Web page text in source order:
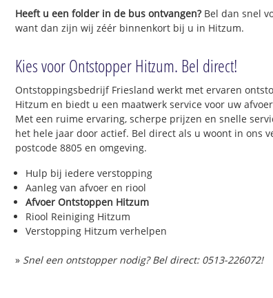
Heeft u een folder in de bus ontvangen?Bel dan snel
want dan zijn wij zéér binnenkort bij u in Hitzum.
Kies voor Ontstopper Hitzum. Bel direct!
Ontstoppingsbedrijf Friesland werkt met ervaren
Hitzum en biedt u een maatwerk service voor uw
Met een ruime ervaring, scherpe prijzen en snelle
het hele jaar door actief. Bel direct als u woont in ons
postcode 8805 en omgeving.
Hulp bij iedere verstopping
Aanleg van afvoer en riool
Afvoer Ontstoppen Hitzum
Riool Reiniging Hitzum
Verstopping Hitzum verhelpen
» Snel een ontstopper nodig? Bel direct: 0513-226072!